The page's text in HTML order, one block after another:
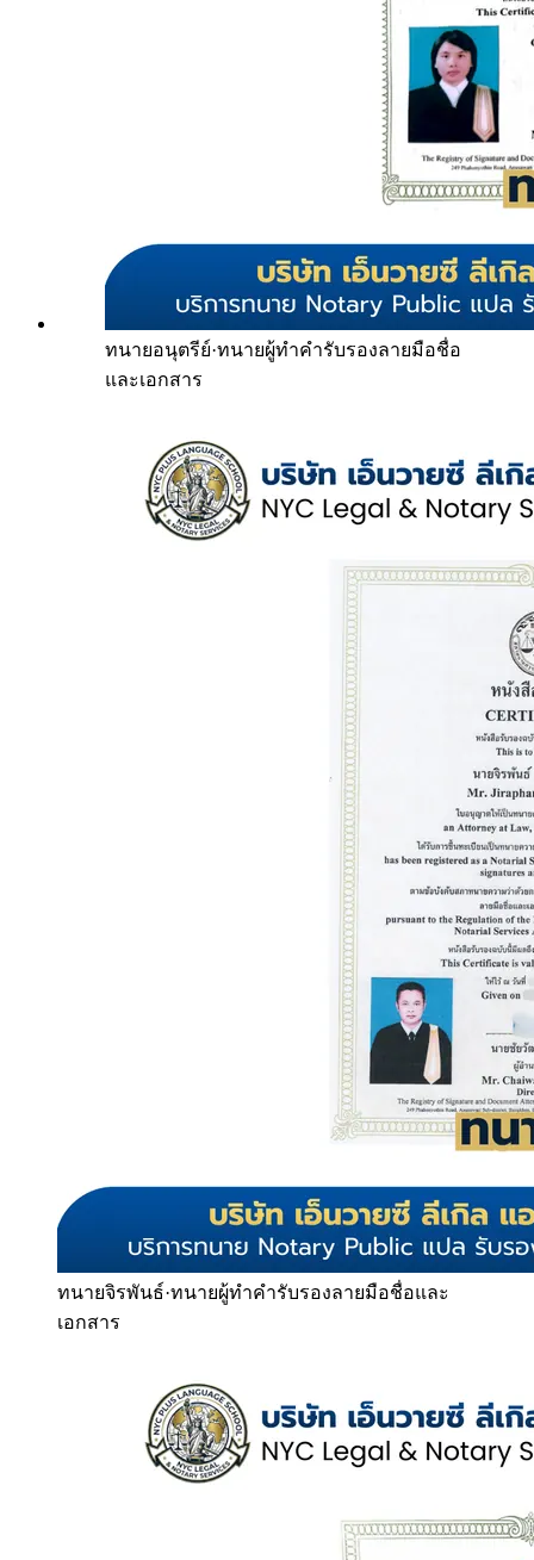
ทนายอนุตรีย์·ทนายผู้ทำคำรับรองลายมือชื่อ
และเอกสาร
ทนายจิรพันธ์·ทนายผู้ทำคำรับรองลายมือชื่อและ
เอกสาร